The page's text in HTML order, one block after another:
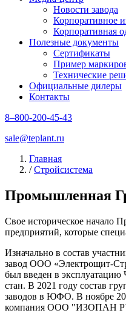
Новости завода
Корпоративное
Корпоративная
Полезные документы
Сертификаты
Пример
Технические
Официальные дилеры
Контакты
8–800-200-45-43
sale@teplant.ru
Главная
/ Стройсистема
Промышленная
Свое историческое начало
предприятий, которые
Изначально в состав
завод ООО «Электрощит-
был введен в
стан. В 2021 году состав
заводов в ЮФО. В ноябре
компания ООО "ИЗОПАН